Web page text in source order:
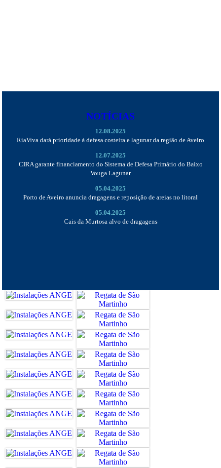
NOTÍCIAS
12.08.2025
RiaViva dará prioridade à defesa costeira e lagunar da região de Aveiro
12.07.2025
CIRA garante financiamento do Sistema de Defesa Primário do Baixo
Vouga Lagunar
05.04.2025
Porto de Aveiro anuncia dragagens e reposição de areias no litoral
05.04.2025
Cais da Murtosa alvo de dragagens